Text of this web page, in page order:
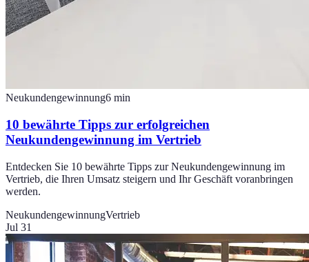
Neukundengewinnung6 min
10 bewährte Tipps zur erfolgreichen
Neukundengewinnung im Vertrieb
Entdecken Sie 10 bewährte Tipps zur Neukundengewinnung im
Vertrieb, die Ihren Umsatz steigern und Ihr Geschäft voranbringen
werden.
NeukundengewinnungVertrieb
Jul 31